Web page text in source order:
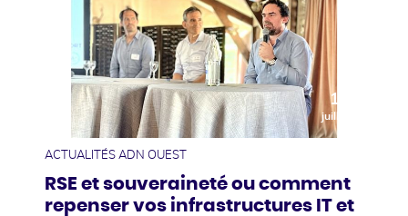
10
juillet
ACTUALITÉS ADN OUEST
RSE et souveraineté ou comment
repenser vos infrastructures IT et